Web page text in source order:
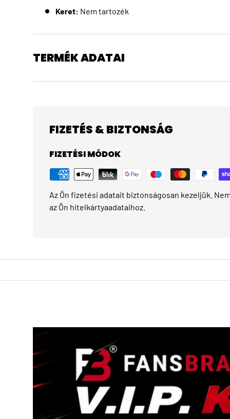
Keret: Nem tartozék
TERMÉK ADATAI
FIZETÉS & BIZTONSÁG
FIZETÉSI MÓDOK
Az Ön fizetési adatait biztonságosan kezeljük.
az Ön hitelkártyaadataihoz.